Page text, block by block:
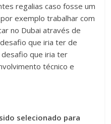
regalias caso fosse um
exemplo trabalhar com
no Dubai através de
que iria ter de
desafio que iria ter
técnico e
selecionado para